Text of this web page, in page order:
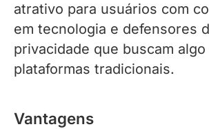
atrativo para usuários com
em tecnologia e defensores
privacidade que buscam algo
plataformas tradicionais.
Vantagens